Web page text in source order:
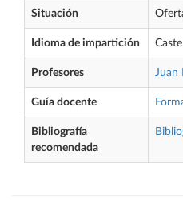
Situación
Idioma de impartición
Profesores Juan
Guía docente
Bibliografía
recomendada